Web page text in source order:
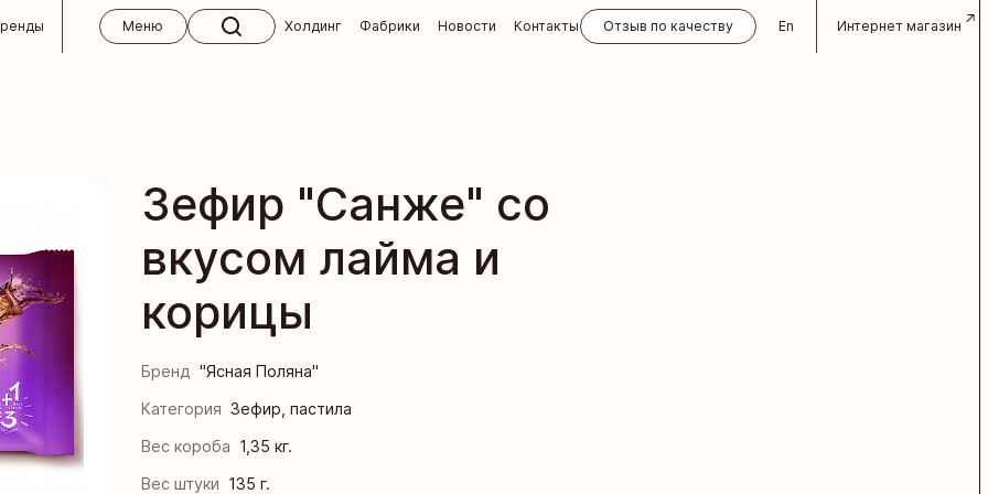
изделия ручной работы
СНГ
Меню
Холдинг
абитуриентам
Фабрики
фабрика «Ясная Поляна»
кондитерская фабрика
фабрика им. К. Самойловой
кондитерская фабрика
Новости Контакты
«Алёнка»
Отзыв по качеству
En
Интернет магазин
Зефир "Санже" со
вкусом лайма и
корицы
Бренд "Ясная Поляна"
Категория Зефир, пастила
Вес короба 1,35 кг.
Вес штуки 135 г.